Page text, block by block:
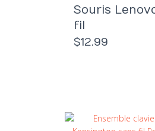
Souris
fil
$12.99